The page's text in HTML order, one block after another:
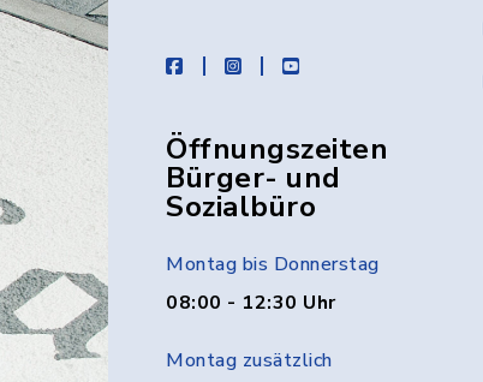
facebookinstagramyoutube
Öffnungszeiten
Bürger- und
Sozialbüro
Montag bis Donnerstag
08:00 - 12:30 Uhr
Montag zusätzlich